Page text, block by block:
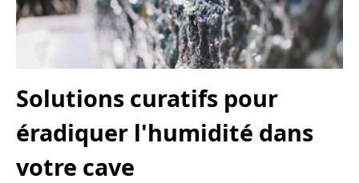
Solutions curatifs pour
éradiquer l'humidité dans
votre cave